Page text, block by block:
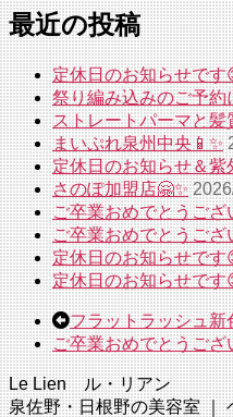
最近の投稿
定休日のお知らせです
祭り編み込みのご予約
ストレートパーマと髪
まいぷれ泉州中央📱✨
定休日のお知らせ＆紫
さのぽ加盟店🤗✨
ご卒業おめでとうござ
ご卒業おめでとうござ
定休日のお知らせです
定休日のお知らせです
フラットラッシュ新
ご卒業おめでとうござ
Le Lien ル・リアン
泉佐野・日根野の美容室 ｜